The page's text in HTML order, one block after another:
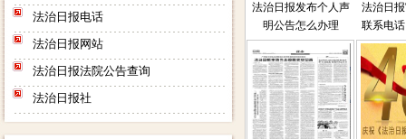
法治日报电话
法治日报网站
法治日报法院公告查询
法治日报社
法治日报发布个人声
明公告怎么办理
法治日
联系电